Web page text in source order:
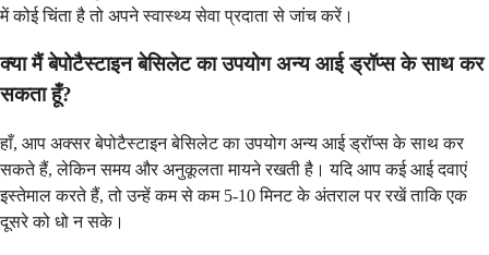
में कोई चिंता है तो अपने स्वास्थ्य सेवा प्रदाता से जांच करें।
क्या मैं बेपोटैस्टाइन बेसिलेट का उपयोग अन्य आई ड्रॉप्स के साथ कर
सकता हूँ?
हाँ, आप अक्सर बेपोटैस्टाइन बेसिलेट का उपयोग अन्य आई ड्रॉप्स के साथ कर
सकते हैं, लेकिन समय और अनुकूलता मायने रखती है। यदि आप कई आई दवाएं
इस्तेमाल करते हैं, तो उन्हें कम से कम 5-10 मिनट के अंतराल पर रखें ताकि एक
दूसरे को धो न सके।